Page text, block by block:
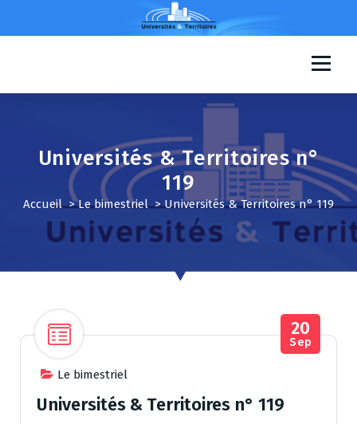
a
Universités & Territoires n°
119
Accueil>Le bimestriel>Universités & Territoires n° 119
Le bimestriel
20
Sep
Universités & Territoires n° 119